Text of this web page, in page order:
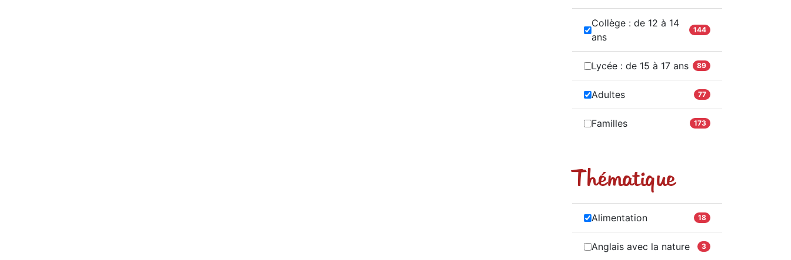
Collège : de 12 à 14
ans
144
Lycée : de 15 à 17 ans 89
Adultes 77
Familles 173
Thématique
Alimentation 18
Anglais avec la nature 3